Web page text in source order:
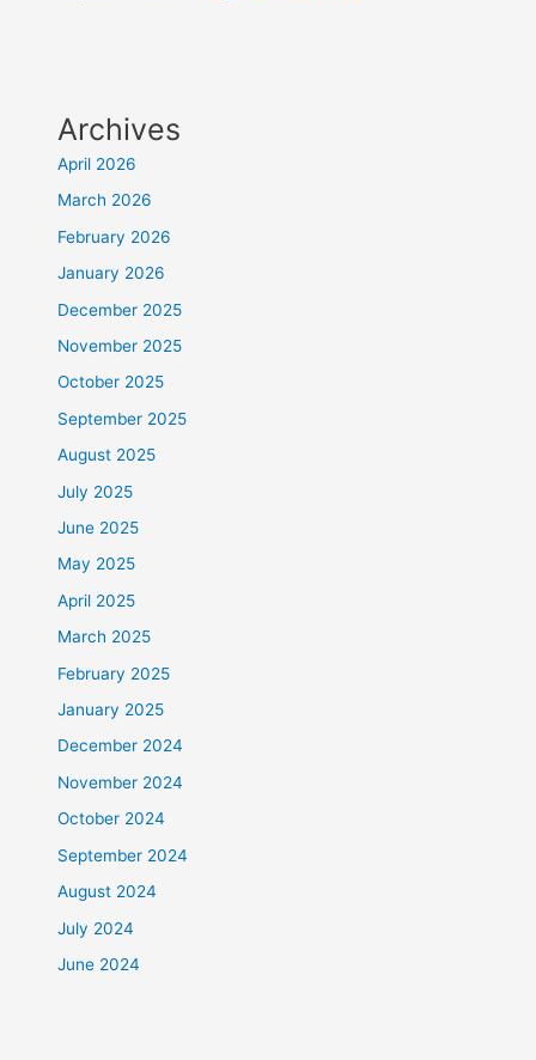
Archives
April 2026
March 2026
February 2026
January 2026
December 2025
November 2025
October 2025
September 2025
August 2025
July 2025
June 2025
May 2025
April 2025
March 2025
February 2025
January 2025
December 2024
November 2024
October 2024
September 2024
August 2024
July 2024
June 2024